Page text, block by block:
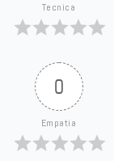
Tecnica
0
Empatia